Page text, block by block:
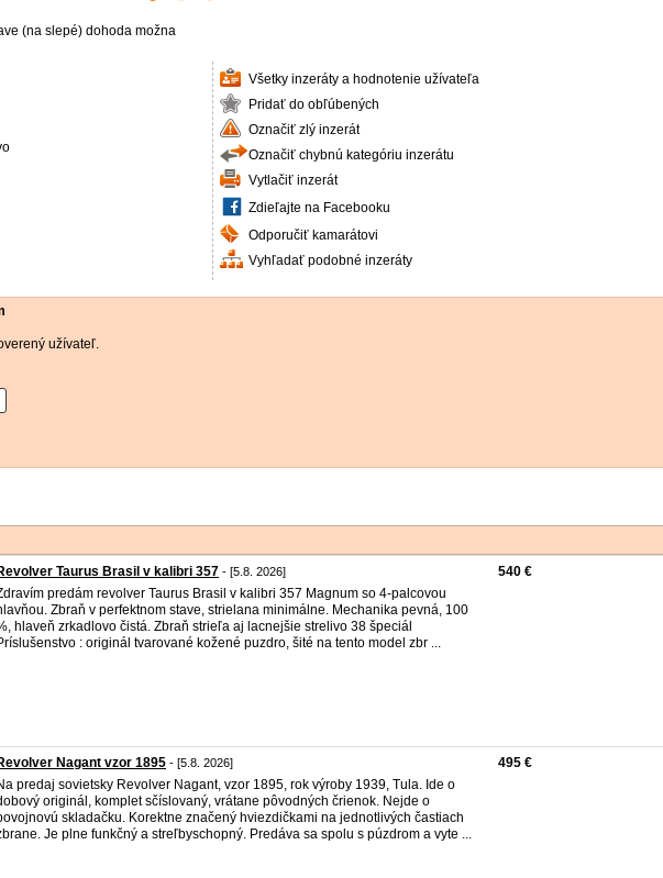
(na slepé) dohoda možna
Všetky inzeráty a hodnotenie užívateľa
Pridať do obľúbených
Označiť zlý inzerát
Označiť chybnú kategóriu inzerátu
Vytlačiť inzerát
Zdieľajte na Facebooku
Odporučiť kamarátovi
Vyhľadať podobné inzeráty
užívateľ.
Taurus Brasil v kalibri 357 - [5.8. 2026]
predám revolver Taurus Brasil v kalibri 357 Magnum so 4-palcovou
Zbraň v perfektnom stave, strielana minimálne. Mechanika pevná, 100
hlaveň zrkadlovo čistá. Zbraň strieľa aj lacnejšie strelivo 38 špeciál
: originál tvarované kožené puzdro, šité na tento model zbr ...
540 €
Nagant vzor 1895 - [5.8. 2026]
predaj sovietsky Revolver Nagant, vzor 1895, rok výroby 1939, Tula. Ide o
originál, komplet sčíslovaný, vrátane pôvodných črienok. Nejde o
skladačku. Korektne značený hviezdičkami na jednotlivých častiach
Je plne funkčný a streľbyschopný. Predáva sa spolu s púzdrom a vyte ...
495 €